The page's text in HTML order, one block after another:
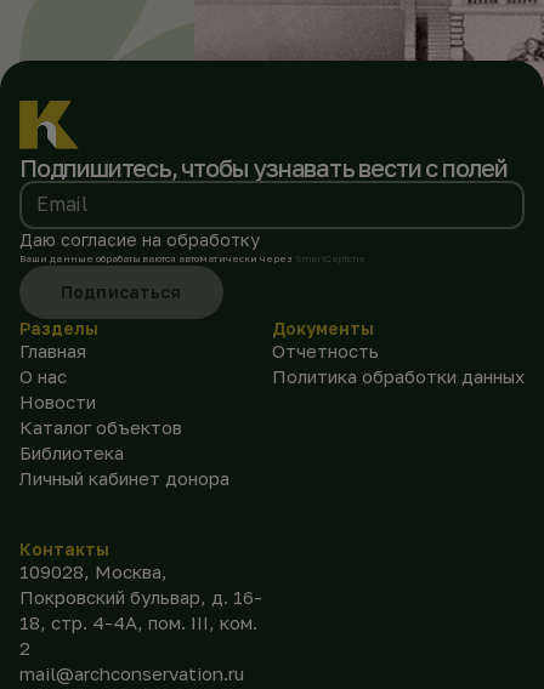
Подпишитесь, чтобы узнавать вести с полей
Email
Даю согласие на обработку
Ваши данные обрабатываются автоматически через SmartCaptcha
Подписаться
Разделы
Главная
О нас
Новости
Каталог объектов
Библиотека
Личный кабинет донора
Документы
Отчетность
Политика обработки данных
Контакты
109028, Москва,
Покровский бульвар, д. 16-
18, стр. 4-4А, пом. III, ком.
2
mail@archconservation.ru